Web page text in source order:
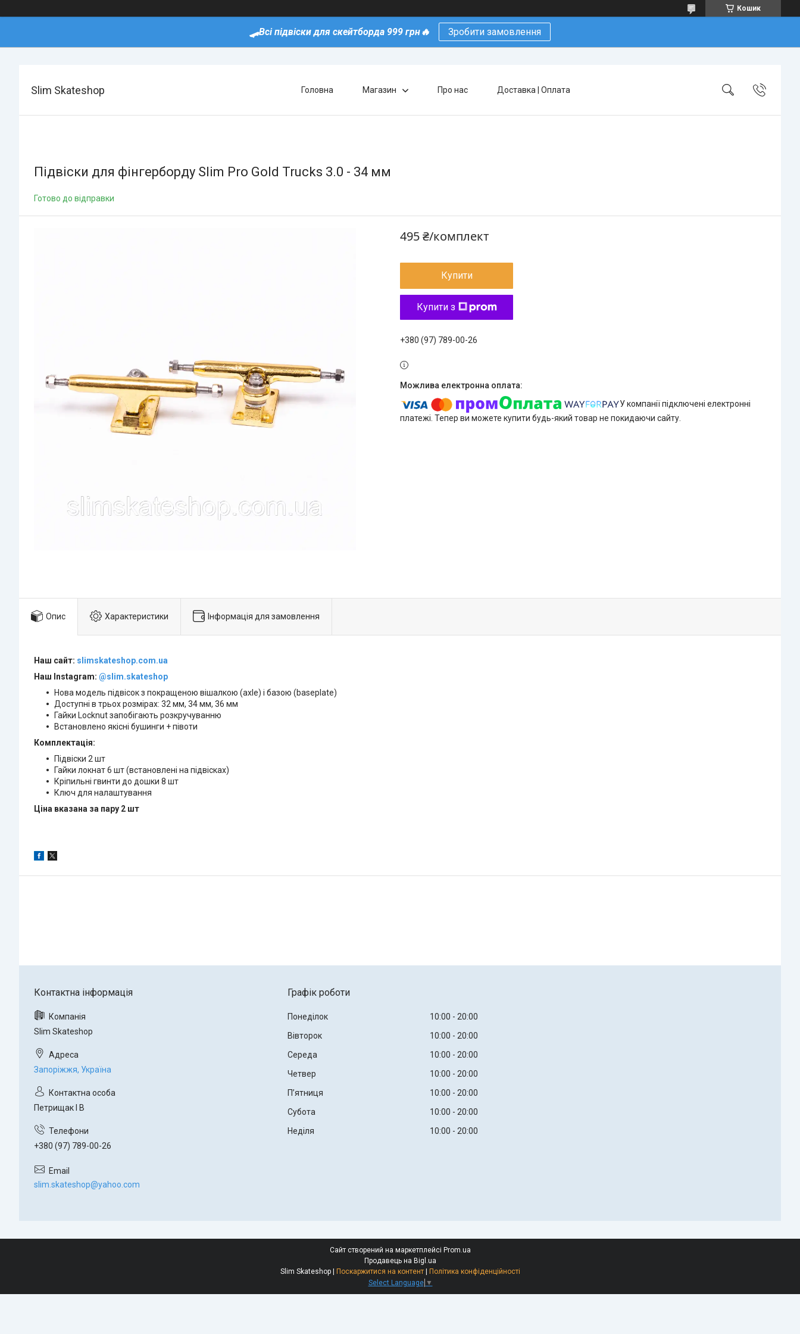
Кошик
🛹Всі підвіски для скейтборда 999 грн🔥 Зробити замовлення
Slim Skateshop Головна Магазин Про нас Доставка | Оплата
Підвіски для фінгерборду Slim Pro Gold Trucks 3.0 - 34 мм
Готово до відправки
495 ₴/комплект
Купити
Купити з
+380 (97) 789-00-26
У компанії підключені електронні
платежі. Тепер ви можете купити будь-який товар не покидаючи сайту.
Опис Характеристики Інформація для замовлення
Наш сайт: slimskateshop.com.ua
Наш Instagram: @slim.skateshop
Нова модель підвісок з покращеною вішалкою (axle) і базою (baseplate)
Доступні в трьох розмірах: 32 мм, 34 мм, 36 мм
Гайки Locknut запобігають розкручуванню
Встановлено якісні бушинги + півоти
Комплектація:
Підвіски 2 шт
Гайки локнат 6 шт (встановлені на підвісках)
Кріпильні гвинти до дошки 8 шт
Ключ для налаштування
Ціна вказана за пару 2 шт
Slim Skateshop
Запоріжжя, Україна
Петрищак І В
+380 (97) 789-00-26
slim.skateshop@yahoo.com
Графік роботи
Понеділок 10:00
20:00
Вівторок
10:00
20:00
Середа
10:00
20:00
Четвер
10:00
20:00
Пʼятниця
10:00
20:00
Субота
10:00
20:00
Неділя
10:00 20:00
Сайт створений на маркетплейсі Prom.ua
Продавець на Bigl.ua
Поскаржитися на контент
Політика конфіденційності
Select Language ▼